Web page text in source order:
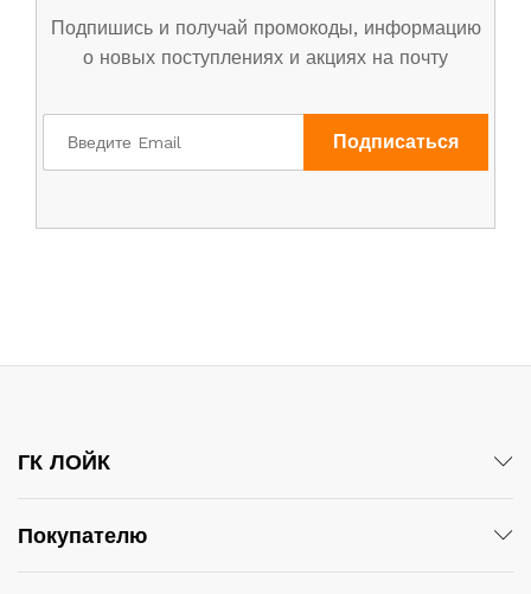
Подпишись и получай промокоды, информацию
о новых поступлениях и акциях на почту
ГК ЛОЙК
Покупателю